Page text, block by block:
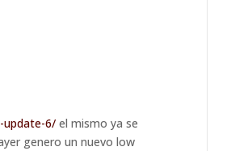
update-6/ el mismo ya se
genero un nuevo low